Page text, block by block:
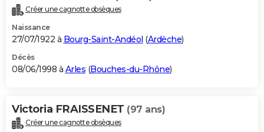
Créer une cagnotte obsèques
Naissance
27/07/1922 à Bourg-Saint-Andéol (Ardèche)
Décès
08/06/1998 à Arles (Bouches-du-Rhône)
Victoria FRAISSENET (97 ans)
Créer une cagnotte obsèques